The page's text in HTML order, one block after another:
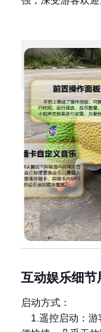
互动娱乐细节
启动方式：
1.遥控启动：游